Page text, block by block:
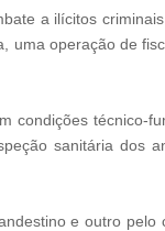
a ilícitos
uma operação de
condições técnico-
sanitária dos
e outro pelo